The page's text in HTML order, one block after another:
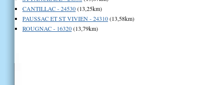
CANTILLAC - 24530(13,25km)
PAUSSAC ET ST VIVIEN - 24310(13,58km)
ROUGNAC - 16320(13,79km)